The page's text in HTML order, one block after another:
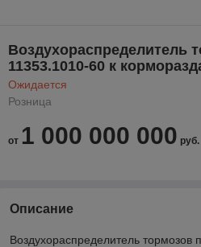
Воздухораспределитель
11353.1010-60 к
Ожидается
Розница
от 1 000 000 000 руб.
Описание
Воздухораспределитель тормозов